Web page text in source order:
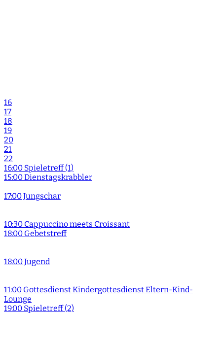
16
17
18
19
20
21
22
16:00 Spieletreff (1)
15:00 Dienstagskrabbler
17:00 Jungschar
10:30 Cappuccino meets Croissant
18:00 Gebetstreff
18:00 Jugend
11:00 Gottesdienst Kindergottesdienst Eltern-Kind-
Lounge
19:00 Spieletreff (2)